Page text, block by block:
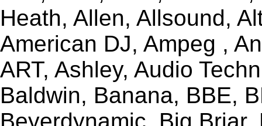
Heath, Allen, Allsound,
American DJ, Ampeg ,
ART, Ashley, Audio
Baldwin, Banana, BBE,